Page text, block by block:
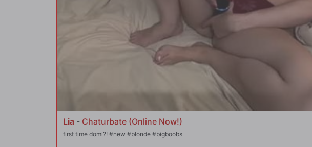
Lia - Chaturbate (Online Now!)
first time domi?! #new #blonde #bigboobs